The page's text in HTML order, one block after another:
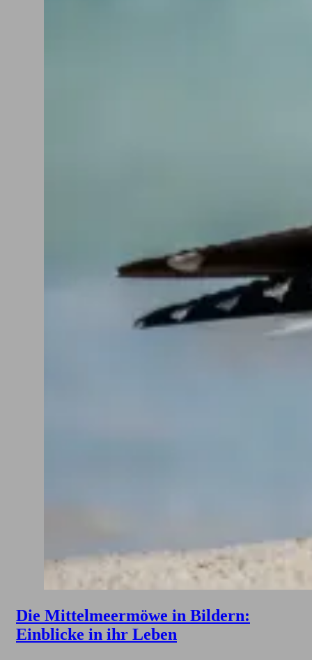
Die Mittelmeermöwe in Bildern:
Einblicke in ihr Leben